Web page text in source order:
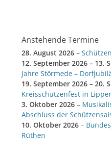
Anstehende Termine
28. August 2026 –
12. September 2026 – 13.
Jahre Störmede –
19. September 2026 – 20.
Kreisschützenfest in
3. Oktober 2026 –
Abschluss der
10. Oktober 2026 –
Rüthen